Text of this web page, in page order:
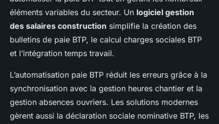
éléments variables du secteur. Un logiciel gestion
des salaires construction simplifie la création des
bulletins de paie BTP, le calcul charges sociales BTP
et l’intégration temps travail.
L’automatisation paie BTP réduit les erreurs grâce à la
synchronisation avec la gestion heures chantier et la
gestion absences ouvriers. Les solutions modernes
gèrent aussi la déclaration sociale nominative BTP, les